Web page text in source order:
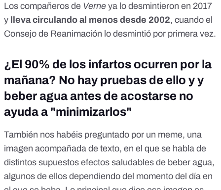
Los compañeros de Verne ya lo desmintieron en 2017
y lleva circulando al menos desde 2002, cuando el
Consejo de Reanimación lo desmintió por primera vez.
¿El 90% de los infartos ocurren por la
mañana? No hay pruebas de ello y y
beber agua antes de acostarse no
ayuda a "minimizarlos"
También nos habéis preguntado por un meme, una
imagen acompañada de texto, en el que se habla de
distintos supuestos efectos saludables de beber agua,
algunos de ellos dependiendo del momento del día en